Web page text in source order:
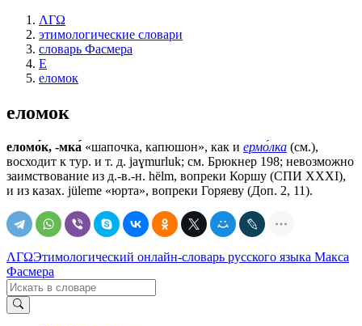
ΛΓΩ
этимологические словари
словарь Фасмера
Е
еломок
еломок
еломо́к, -мка́ «шапочка, капюшон», как и ермо́лка (см.),
восходит к тур. и т. д. jaɣmurluk; см. Брюкнер 198; невозможно
заимствование из д.-в.-н. hëlm, вопреки Коршу (СПИ XXXI),
и из казах. jüleme «юрта», вопреки Горяеву (Доп. 2, 11).
ΛΓΩЭтимологический онлайн-словарь русского языка Макса
Фасмера